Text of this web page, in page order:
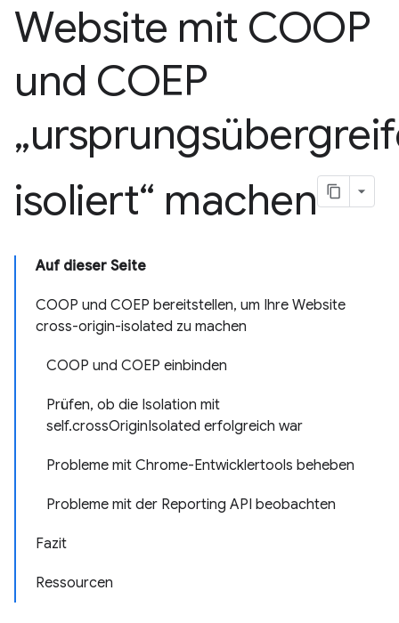
Website mit COOP
und COEP
isoliert“ machen
Auf dieser Seite
COOP und COEP bereitstellen, um Ihre Website
cross-origin-isolated zu machen
COOP und COEP einbinden
Prüfen, ob die Isolation mit
self.crossOriginIsolated erfolgreich war
Probleme mit Chrome-Entwicklertools beheben
Probleme mit der Reporting API beobachten
Fazit
Ressourcen